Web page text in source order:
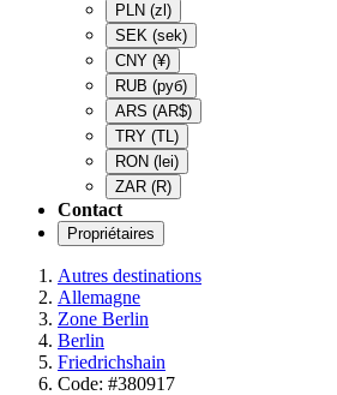
PLN (zl)
SEK (sek)
CNY (¥)
RUB (руб)
ARS (AR$)
TRY (TL)
RON (lei)
ZAR (R)
Contact
Propriétaires
Autres destinations
Allemagne
Zone Berlin
Berlin
Friedrichshain
Code: #380917